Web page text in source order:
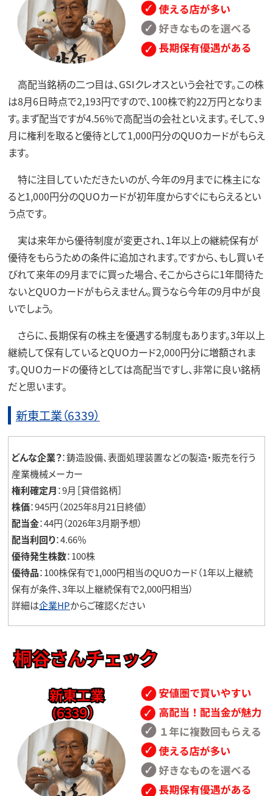
高配当銘柄の二つ目は、GSIクレオスという会社です。この株
は8月6日時点で2,193円ですので、100株で約22万円となりま
す。まず配当ですが4.56%で高配当の会社といえます。そして、9
月に権利を取ると優待として1,000円分のQUOカードがもらえ
ます。
特に注目していただきたいのが、今年の9月までに株主にな
ると1,000円分のQUOカードが初年度からすぐにもらえるとい
う点です。
実は来年から優待制度が変更され、1年以上の継続保有が
優待をもらうための条件に追加されます。ですから、もし買いそ
びれて来年の9月までに買った場合、そこからさらに1年間待た
ないとQUOカードがもらえません。買うなら今年の9月中が良
いでしょう。
さらに、長期保有の株主を優遇する制度もあります。3年以上
継続して保有しているとQUOカード2,000円分に増額されま
す。QUOカードの優待としては高配当ですし、非常に良い銘柄
だと思います。
新東工業（6339）
どんな企業？：鋳造設備、表面処理装置などの製造・販売を行う
産業機械メーカー
権利確定月：9月［貸借銘柄］
株価：945円（2025年8月21日終値）
配当金：44円（2026年3月期予想）
配当利回り：4.66％
優待発生株数：100株
優待品：100株保有で1,000円相当のQUOカード（1年以上継続
保有が条件、3年以上継続保有で2,000円相当）
詳細は企業HPからご確認ください